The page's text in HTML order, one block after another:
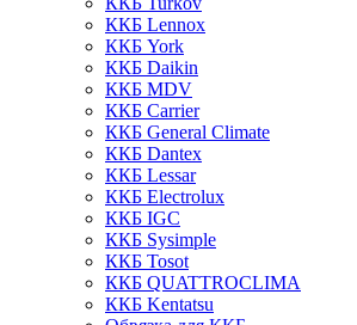
ККБ Lennox
ККБ York
ККБ Daikin
ККБ MDV
ККБ Carrier
ККБ General Climate
ККБ Dantex
ККБ Lessar
ККБ Electrolux
ККБ IGC
ККБ Sysimple
ККБ Tosot
ККБ QUATTROCLIMA
ККБ Kentatsu